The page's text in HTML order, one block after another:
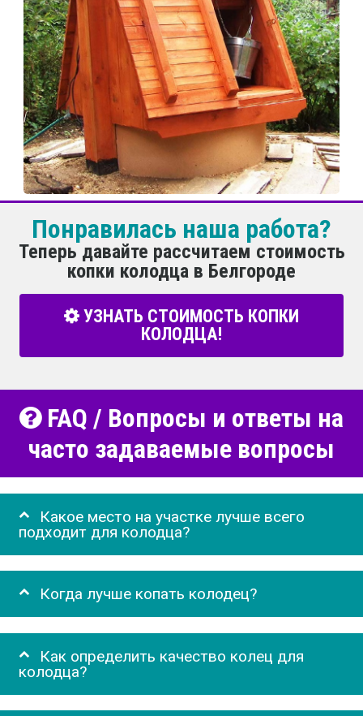
Понравилась наша работа?
Теперь давайте рассчитаем стоимость
копки колодца в Белгороде
УЗНАТЬ СТОИМОСТЬ КОПКИ
КОЛОДЦА!
FAQ / Вопросы и ответы на
часто задаваемые вопросы
Какое место на участке лучше всего
подходит для колодца?
Когда лучше копать колодец?
Как определить качество колец для
колодца?